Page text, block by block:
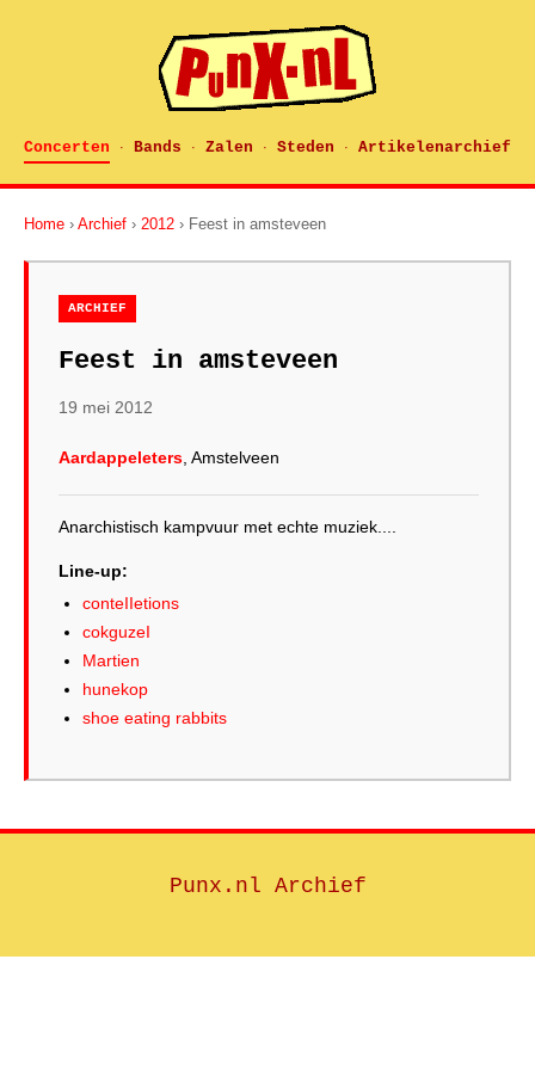
Concerten · Bands · Zalen · Steden · Artikelenarchief
Home › Archief › 2012 › Feest in amsteveen
ARCHIEF
Feest in amsteveen
19 mei 2012
Aardappeleters , Amstelveen
Anarchistisch kampvuur met echte muziek....
Line-up:
conteIIetions
cokguzeI
Martien
hunekop
shoe eating rabbits
Punx.nl Archief